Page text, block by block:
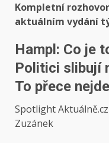
Kompletní
aktuálním vydání
Hampl: Co je
Politici slibují
To přece nejde
Spotlight
Zuzánek